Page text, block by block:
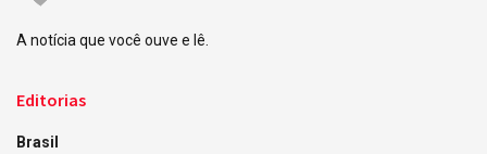
A notícia que você ouve e lê.
Editorias
Brasil